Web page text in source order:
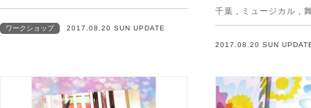
ワークショップ 2017.08.20 SUN UPDATE
千葉 , ミュージカル ,
2017.08.20 SUN